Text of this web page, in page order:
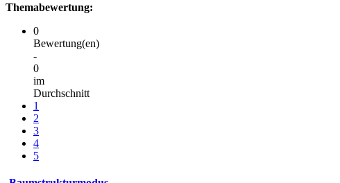
Themabewertung:
0
Bewertung(en)
-
0
im
Durchschnitt
1
2
3
4
5